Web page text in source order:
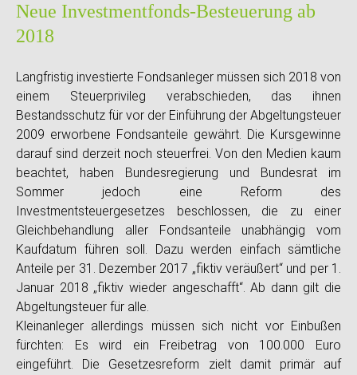
Neue Investmentfonds-Besteuerung ab
2018
Langfristig investierte Fondsanleger müssen sich 2018 von
einem Steuerprivileg verabschieden, das ihnen
Bestandsschutz für vor der Einführung der Abgeltungsteuer
2009 erworbene Fondsanteile gewährt. Die Kursgewinne
darauf sind derzeit noch steuerfrei. Von den Medien kaum
beachtet, haben Bundesregierung und Bundesrat im
Sommer jedoch eine Reform des
Investmentsteuergesetzes beschlossen, die zu einer
Gleichbehandlung aller Fondsanteile unabhängig vom
Kaufdatum führen soll. Dazu werden einfach sämtliche
Anteile per 31. Dezember 2017 „fiktiv veräußert“ und per 1.
Januar 2018 „fiktiv wieder angeschafft“. Ab dann gilt die
Abgeltungsteuer für alle.
Kleinanleger allerdings müssen sich nicht vor Einbußen
fürchten: Es wird ein Freibetrag von 100.000 Euro
eingeführt. Die Gesetzesreform zielt damit primär auf